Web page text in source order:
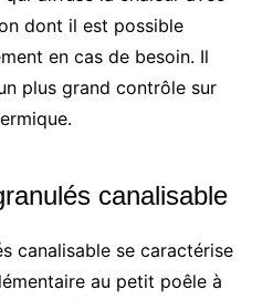
dont il est possible
en cas de besoin. Il
plus grand contrôle sur
canalisable
canalisable se caractérise
au petit poêle à